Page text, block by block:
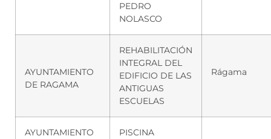
PEDRO
NOLASCO
AYUNTAMIENTO
DE RAGAMA
REHABILITACIÓN
INTEGRAL DEL
EDIFICIO DE LAS
ANTIGUAS
ESCUELAS
Rágama
AYUNTAMIENTO
PISCINA